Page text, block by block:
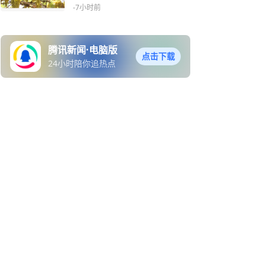
-7小时前
腾讯新闻·电脑版
24小时陪你追热点
点击下载